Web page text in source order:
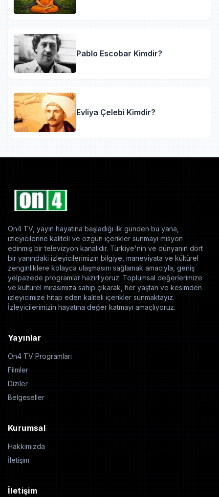
Pablo Escobar Kimdir?
Evliya Çelebi Kimdir?
On4 TV, yayın hayatına başladığı ilk günden bu yana,
izleyicilerine kaliteli ve özgün içerikler sunmayı misyon
edinmiş bir televizyon kanalıdır. Türkiye'nin ve dünyanın dört
bir yanındaki izleyicilerimizin bilgiye, maneviyata ve kültürel
zenginliklere kolayca ulaşmasını sağlamak amacıyla, geniş
yelpazede programlar hazırlıyoruz. Toplumsal değerlerimize
ve kültürel mirasımıza sahip çıkarak, her yaştan ve kesimden
izleyicimize hitap eden kaliteli içerikler sunmaktayız.
İzleyicilerimizin hayatına değer katmayı amaçlıyoruz.
Yayınlar
On4 TV Programları
Filmler
Diziler
Belgeseller
Kurumsal
Hakkımızda
İletişim
İletişim